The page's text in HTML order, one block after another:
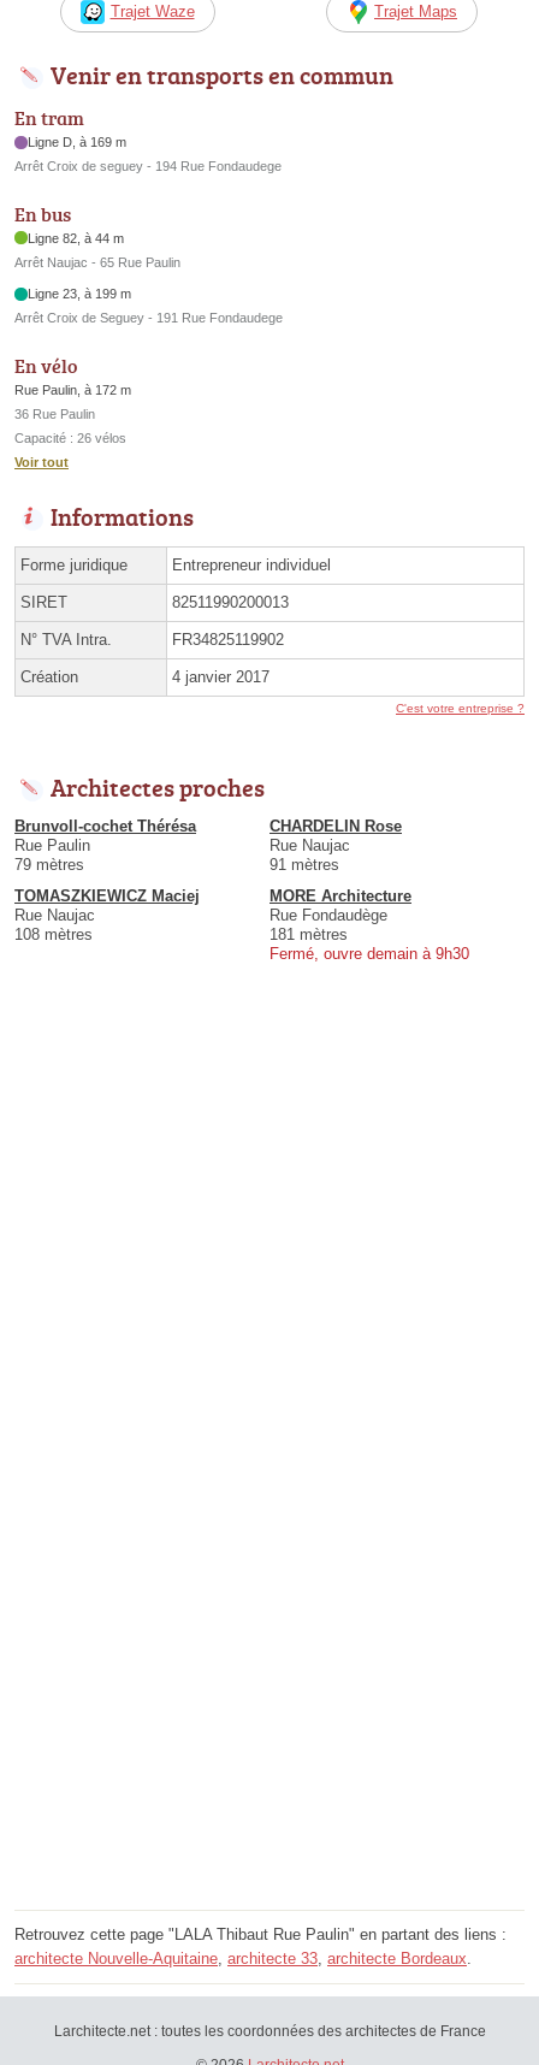
Trajet Waze Trajet Maps
Venir en transports en commun
En tram
Ligne D, à 169 m
Arrêt Croix de seguey - 194 Rue Fondaudege
En bus
Ligne 82, à 44 m
Arrêt Naujac - 65 Rue Paulin
Ligne 23, à 199 m
Arrêt Croix de Seguey - 191 Rue Fondaudege
En vélo
Rue Paulin, à 172 m
36 Rue Paulin
Capacité : 26 vélos
Voir tout
Informations
Forme juridique Entrepreneur individuel
SIRET 82511990200013
N° TVA Intra. FR34825119902
Création 4 janvier 2017
C'est votre entreprise ?
Architectes proches
Brunvoll-cochet Thérésa
Rue Paulin
79 mètres
CHARDELIN Rose
Rue Naujac
91 mètres
TOMASZKIEWICZ Maciej
Rue Naujac
108 mètres
MORE Architecture
Rue Fondaudège
181 mètres
Fermé, ouvre demain à 9h30
Retrouvez cette page "LALA Thibaut Rue Paulin" en partant des liens :
architecte Nouvelle-Aquitaine architecte 33 architecte Bordeaux
Larchitecte.net : toutes les coordonnées des architectes de France